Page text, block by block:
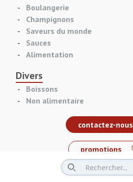
Boulangerie
Champignons
Saveurs du monde
Sauces
Alimentation
Divers
Boissons
Non alimentaire
contactez-nous
promotions